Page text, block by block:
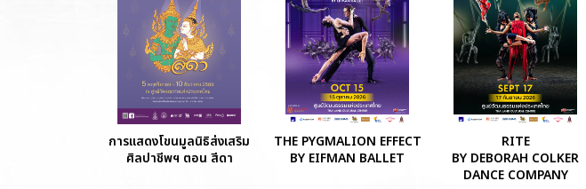
การแสดงโขนมูลนิธิส่งเสริม
ศิลปาชีพฯ ตอน สีดา
THE PYGMALION EFFECT
BY EIFMAN BALLET
RITE
BY DEBORAH COLKER
DANCE COMPANY